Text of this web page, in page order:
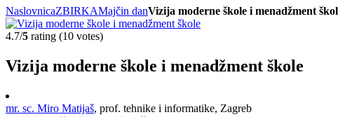
NaslovnicaZBIRKAMajčin danVizija moderne škole i menadžment
4.7/5 rating (10 votes)
Vizija moderne škole i menadžment škole
mr. sc. Miro Matijaš, prof. tehnike i informatike, Zagreb